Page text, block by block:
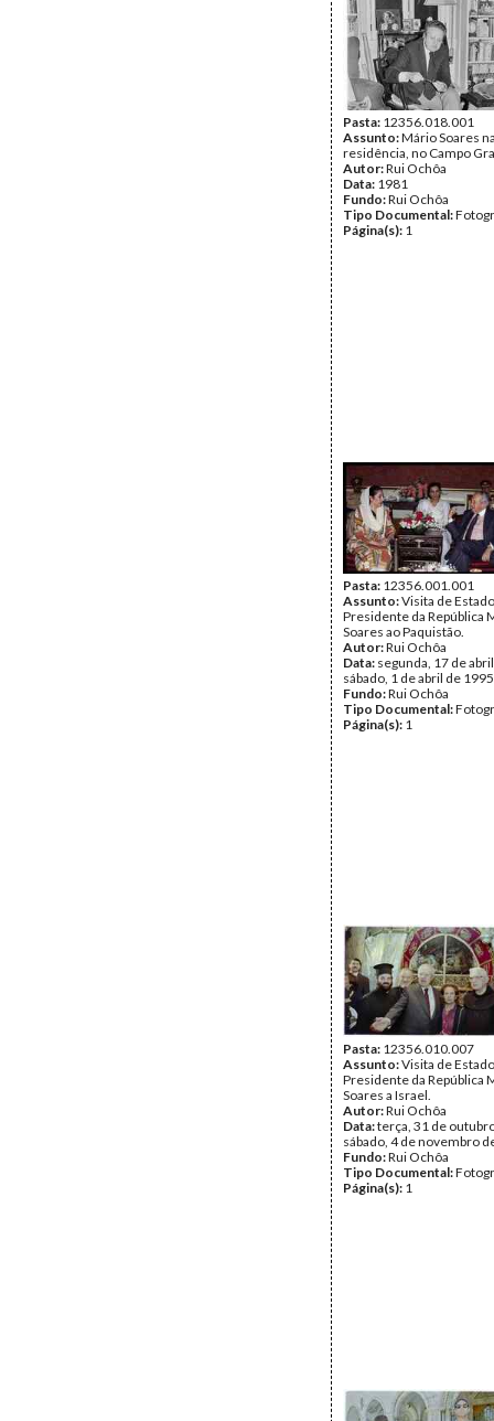
Pasta: 12356.018.001
Assunto:Mário Soares
residência, no Campo
Autor:Rui Ochôa
Data: 1981
Fundo:Rui Ochôa
Tipo Documental:
Página(s): 1
Pasta: 12356.001.001
Assunto:Visita de
Presidente da República
Soares ao Paquistão.
Autor:Rui Ochôa
Data: segunda, 17 de
sábado, 1 de abril de 1995
Fundo:Rui Ochôa
Tipo Documental:
Página(s): 1
Pasta: 12356.010.007
Assunto:Visita de
Presidente da República
Soares a Israel.
Autor:Rui Ochôa
Data:terça, 31 de
sábado, 4 de novembro
Fundo:Rui Ochôa
Tipo Documental:
Página(s): 1